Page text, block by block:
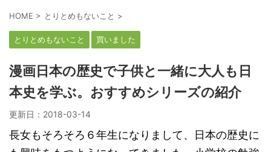
HOME > とりとめもないこと >
とりとめもないこと 買いました
漫画日本の歴史で子供と一緒に大人も日
本史を学ぶ。おすすめシリーズの紹介
更新日： 2018-03-14
長女もそろそろ６年生になりまして、日本の歴史に